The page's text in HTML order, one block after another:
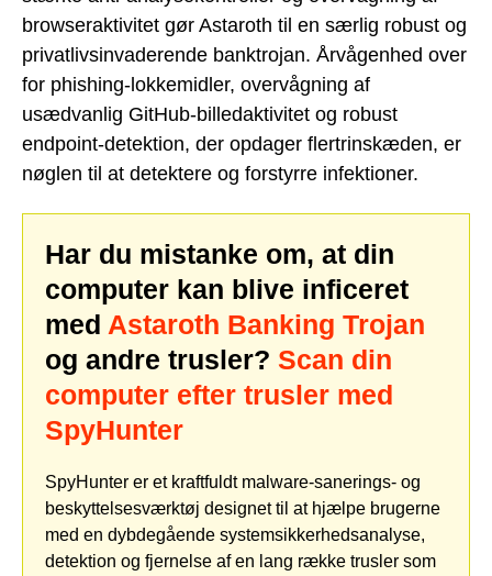
browseraktivitet gør Astaroth til en særlig robust og
privatlivsinvaderende banktrojan. Årvågenhed over
for phishing-lokkemidler, overvågning af
usædvanlig GitHub-billedaktivitet og robust
endpoint-detektion, der opdager flertrinskæden, er
nøglen til at detektere og forstyrre infektioner.
Har du mistanke om, at din
computer kan blive inficeret
med Astaroth Banking Trojan
og andre trusler? Scan din
computer efter trusler med
SpyHunter
SpyHunter er et kraftfuldt malware-sanerings- og
beskyttelsesværktøj designet til at hjælpe brugerne
med en dybdegående systemsikkerhedsanalyse,
detektion og fjernelse af en lang række trusler som